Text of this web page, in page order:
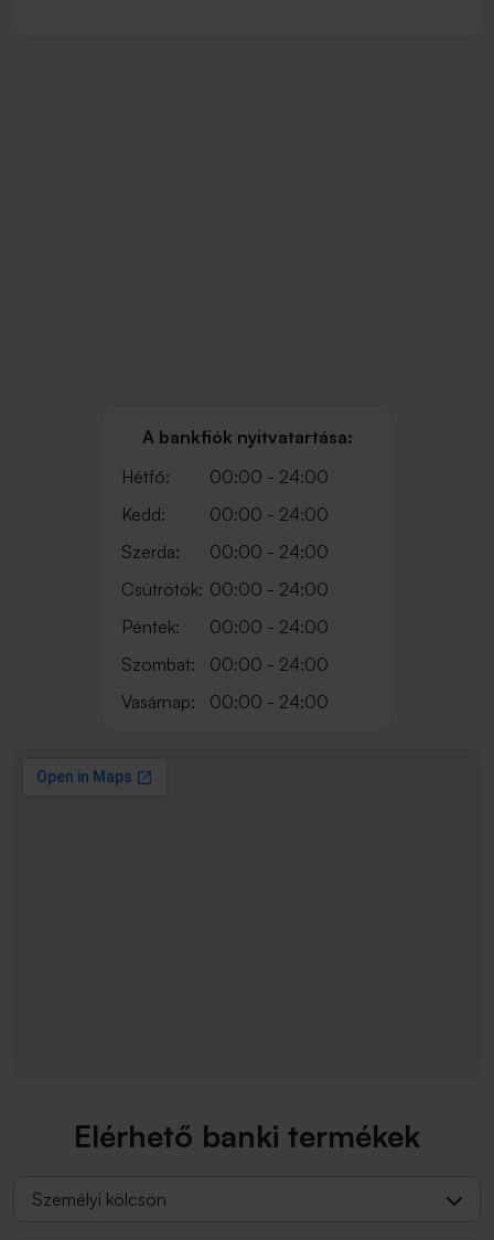
A bankfiók nyitvatartása:
Hétfő:
00:00 - 24:00
Kedd:
00:00 - 24:00
Szerda:
00:00 - 24:00
Csütrötök: 00:00 - 24:00
Péntek:
00:00 - 24:00
Szombat:
00:00 - 24:00
Vasárnap:
00:00 - 24:00
Elérhető banki termékek
Személyi kölcsön